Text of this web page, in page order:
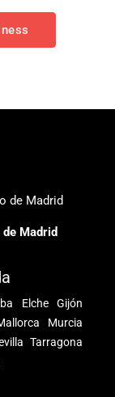
Madrid
Elche
Gijón
Murcia
Tarragona